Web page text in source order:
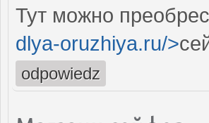
Тут можно
dlya-oruzhiya.ru/>
odpowiedz